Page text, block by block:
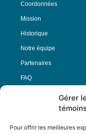
Gérer
Pour offrir les meilleures
Coordonnées
Mission
Historique
Notre équipe
Partenaires
FAQ